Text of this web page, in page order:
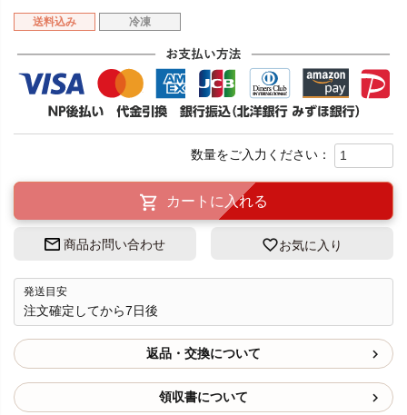
送料込み 冷凍
カートに入れる
商品お問い合わせ お気に入り
発送目安
注文確定してから7日後
返品・交換について
領収書について